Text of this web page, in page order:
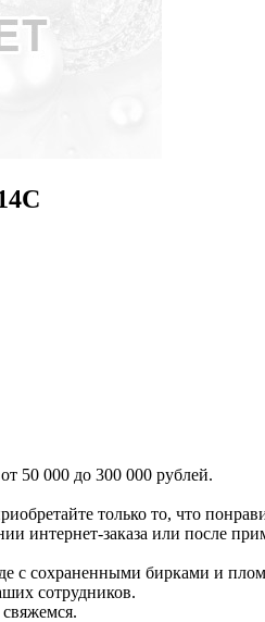
50 000 до 300 000 рублей.
только то, что
интернет-заказа или после
с сохраненными бирками и
сотрудников.